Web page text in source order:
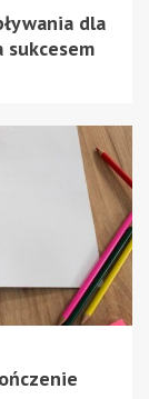
dla
sukcesem